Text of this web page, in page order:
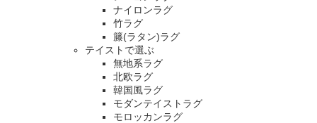
ナイロンラグ
竹ラグ
籐(ラタン)ラグ
テイストで選ぶ
無地系ラグ
北欧ラグ
韓国風ラグ
モダンテイストラグ
モロッカンラグ